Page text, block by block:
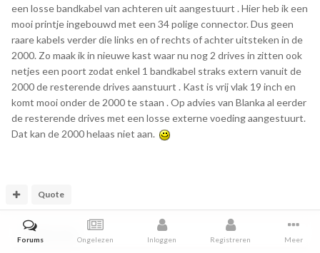
een losse bandkabel van achteren uit aangestuurt . Hier heb ik een
mooi printje ingebouwd met een 34 polige connector. Dus geen
raare kabels verder die links en of rechts of achter uitsteken in de
2000. Zo maak ik in nieuwe kast waar nu nog 2 drives in zitten ook
netjes een poort zodat enkel 1 bandkabel straks extern vanuit de
2000 de resterende drives aanstuurt . Kast is vrij vlak 19 inch en
komt mooi onder de 2000 te staan . Op advies van Blanka al eerder
de resterende drives met een losse externe voeding aangestuurt.
Dat kan de 2000 helaas niet aan.
Quote
4 weeks later...
Forums Ongelezen Inloggen Registreren Meer